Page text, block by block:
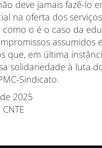
deve jamais fazê-lo
na oferta dos
o é o caso da
assumidos
que, em última
solidariedade à luta
Sindicato.
2025